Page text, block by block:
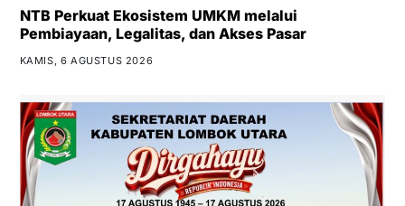
NTB Perkuat Ekosistem UMKM melalui
Pembiayaan, Legalitas, dan Akses Pasar
KAMIS, 6 AGUSTUS 2026